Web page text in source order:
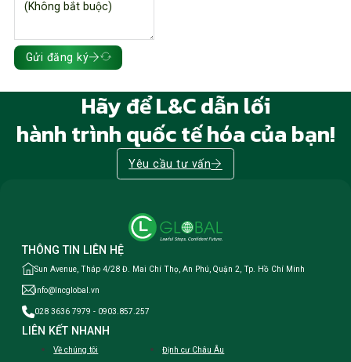
Gửi đăng ký
Hãy để L&C dẫn lối
hành trình quốc tế hóa của bạn!
Yêu cầu tư vấn
THÔNG TIN LIÊN HỆ
Sun Avenue, Tháp 4/28 Đ. Mai Chí Thọ, An Phú, Quận 2, Tp. Hồ Chí Minh
info@lncglobal.vn
028 3636 7979 - 0903.857.257
LIÊN KẾT NHANH
Về chúng tôi Định cư Châu Âu